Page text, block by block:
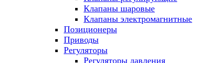
Клапаны шаровые
Клапаны электромагнитные
Позиционеры
Приводы
Регуляторы
Регуляторы давления